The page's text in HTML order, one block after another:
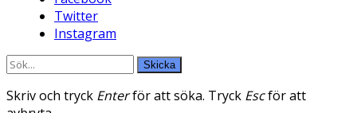
Twitter
Instagram
Skicka
Skriv och tryck Enterför att söka. Tryck Escför att